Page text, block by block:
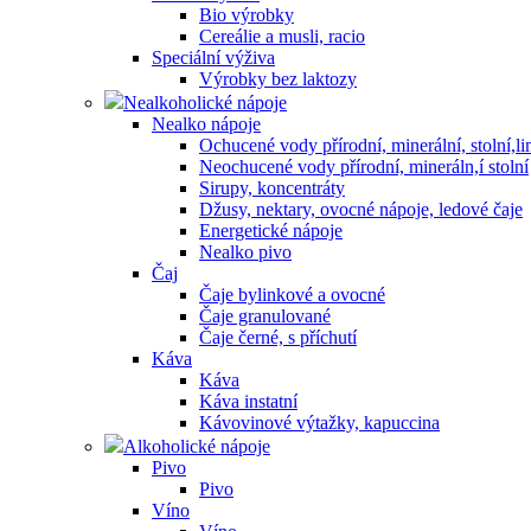
Bio výrobky
Cereálie a musli, racio
Speciální výživa
Výrobky bez laktozy
Nealkoholické nápoje
Nealko nápoje
Ochucené vody přírodní, minerální,
Neochucené vody přírodní, mineráln,í stolní
Sirupy, koncentráty
Džusy, nektary, ovocné nápoje, ledové čaje
Energetické nápoje
Nealko pivo
Čaj
Čaje bylinkové a ovocné
Čaje granulované
Čaje černé, s příchutí
Káva
Káva
Káva instatní
Kávovinové výtažky, kapuccina
Alkoholické nápoje
Pivo
Pivo
Víno